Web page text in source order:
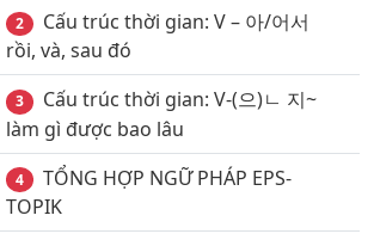
2
Cấu trúc thời gian: V – 아/어서
rồi, và, sau đó
3
Cấu trúc thời gian: V-(으)ㄴ 지~
làm gì được bao lâu
4
TỔNG HỢP NGỮ PHÁP EPS-
TOPIK